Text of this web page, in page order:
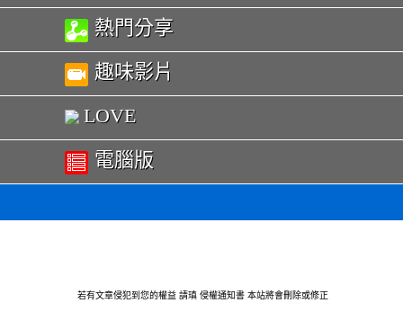
熱門分享
趣味影片
LOVE
電腦版
若有文章侵犯到您的權益 請瑱 侵權通知書 本站將會刪除或修正